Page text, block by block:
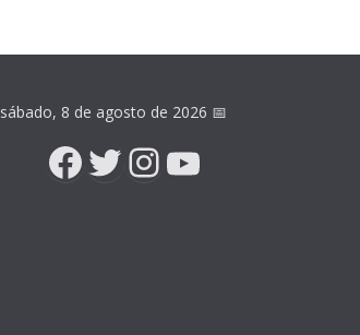
sábado, 8 de agosto de 2026 📅
Facebook
Twitter
Instagram
YouTube